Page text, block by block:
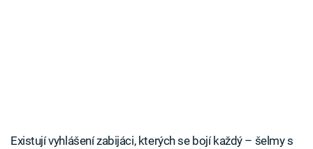
Existují vyhlášení zabijáci, kterých se bojí každý – šelmy s